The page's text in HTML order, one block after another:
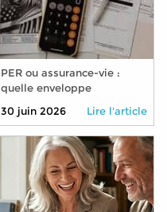
PER ou assurance-vie :
quelle enveloppe
retraite en 2026 ?
30 juin 2026 Lire l'article